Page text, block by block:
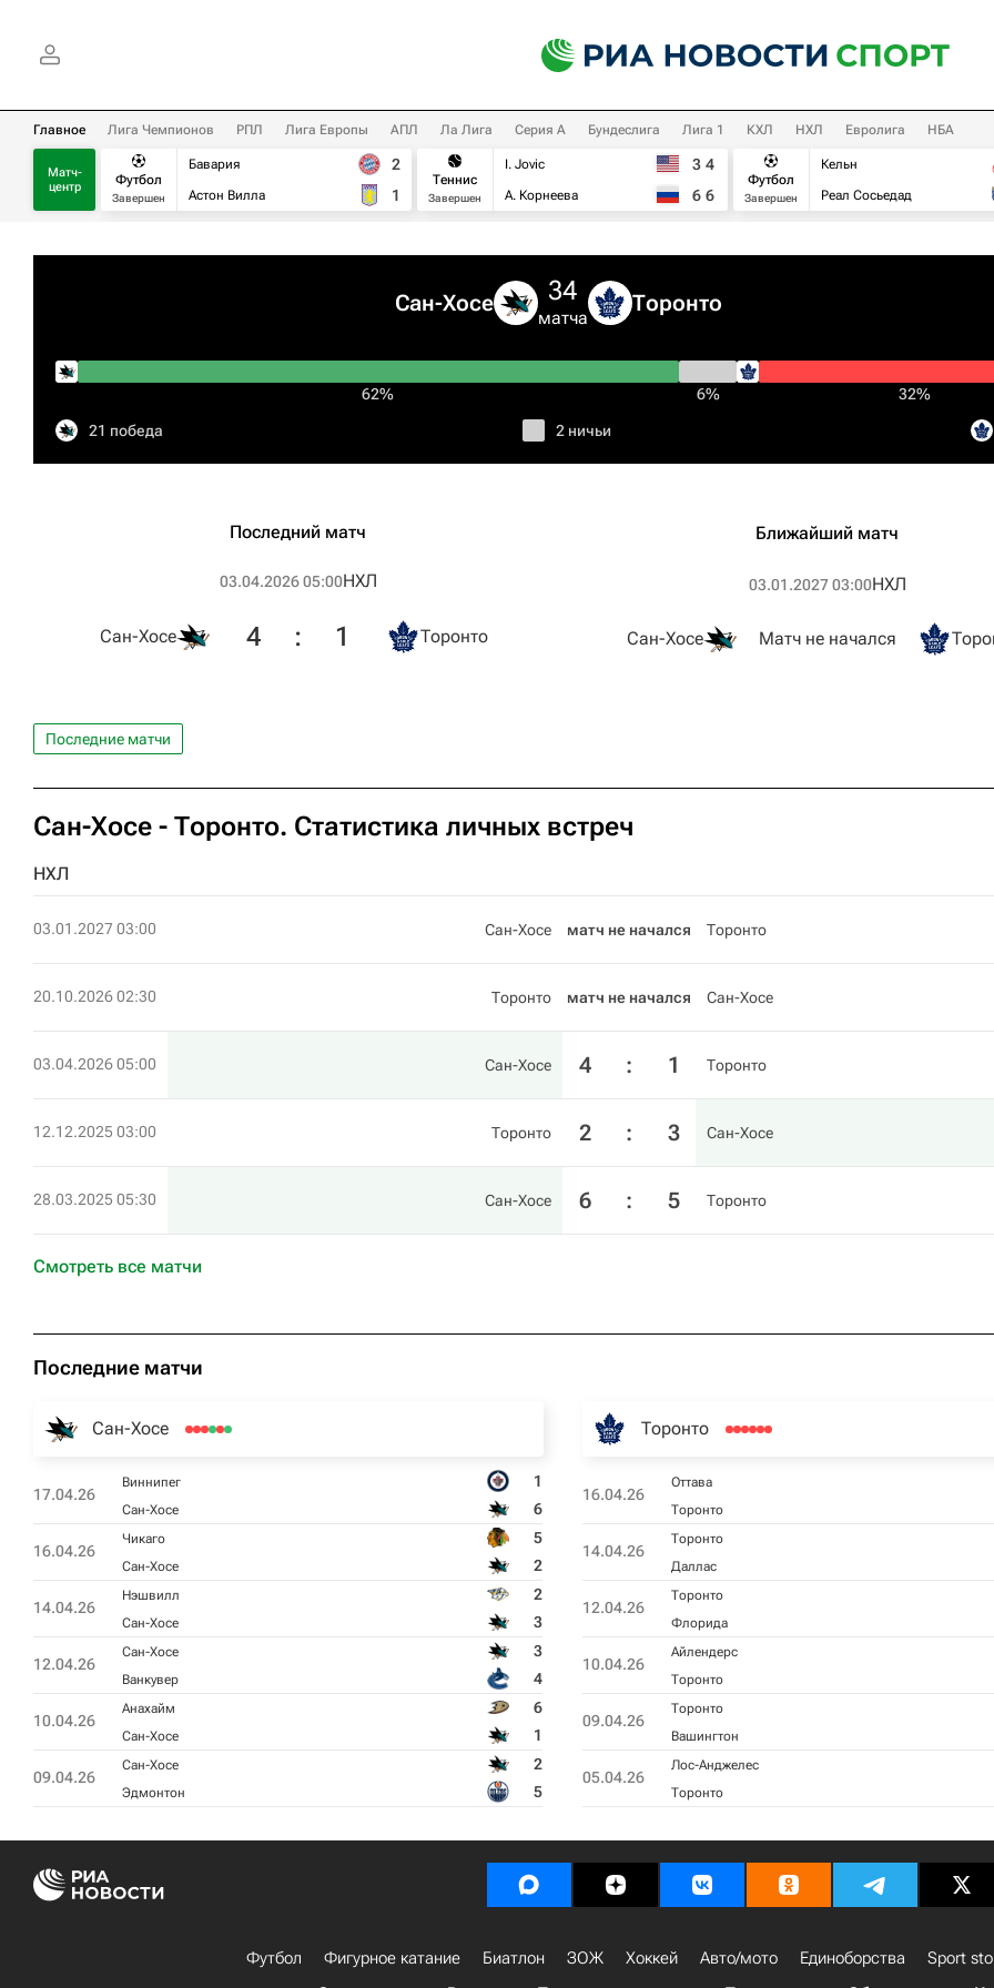
Главное Лига Чемпионов РПЛ Лига Европы АПЛ Ла Лига Серия А Бундеслига Лига 1 КХЛ НХЛ Евролига НБА
Матч-
центр
Футбол
Завершен
Бавария
Астон Вилла
2
1
Теннис
Завершен
I. Jovic
А. Корнеева
3 4
6 6
Футбол
Завершен
Кельн
Реал Сосьедад
Сан-Хосе 34
матча
Торонто
62% 6% 32%
21 победа 2 ничьи
Последний матч
03.04.2026 05:00НХЛ
Сан-Хосе 4 : 1 Торонто
Ближайший матч
03.01.2027 03:00НХЛ
Сан-Хосе Матч не начался
Последние матчи
Сан-Хосе - Торонто. Статистика личных встреч
НХЛ
03.01.2027 03:00 Сан-Хосе матч не начался Торонто
20.10.2026 02:30 Торонто матч не начался Сан-Хосе
03.04.2026 05:00 Сан-Хосе 4 : 1 Торонто
12.12.2025 03:00 Торонто 2 : 3 Сан-Хосе
28.03.2025 05:30 Сан-Хосе 6 : 5 Торонто
Смотреть все матчи
Последние матчи
Сан-Хосе
17.04.26
Виннипег 1
Сан-Хосе 6
16.04.26
Чикаго 5
Сан-Хосе 2
14.04.26
Нэшвилл 2
Сан-Хосе 3
12.04.26
Сан-Хосе 3
Ванкувер 4
10.04.26
Анахайм 6
Сан-Хосе 1
09.04.26
Сан-Хосе 2
Эдмонтон 5
Торонто
16.04.26
Оттава
Торонто
14.04.26
Торонто
Даллас
12.04.26
Торонто
Флорида
10.04.26
Айлендерс
Торонто
09.04.26
Торонто
Вашингтон
05.04.26
Лос-Анджелес
Торонто
Футбол Фигурное катание Биатлон ЗОЖ Хоккей Авто/мото Единоборства
Sport